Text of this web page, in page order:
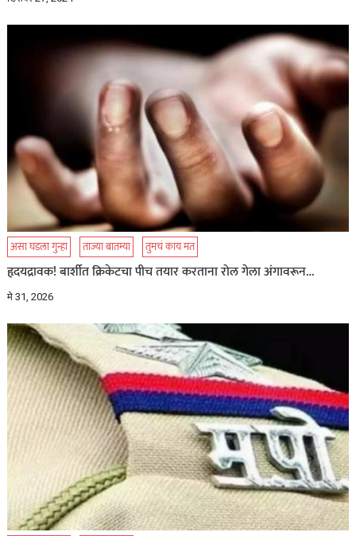
असा घडला गुन्हा ताज्या बातम्या तुमचं काय मत
हृदयद्रावक! बार्शीत क्रिकेटचा पीच तयार करताना रोल गेला अंगावरून…
मे 31, 2026